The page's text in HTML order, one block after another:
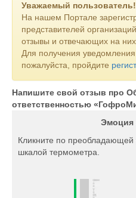
Уважаемый пользователь!
На нашем Портале
представителей
отзывы и отвечающих на них.
Для получения уведомления
пожалуйста, пройдите
Напишите свой отзыв про
ответственностью
Эмоция
Кликните по
шкалой термометра.